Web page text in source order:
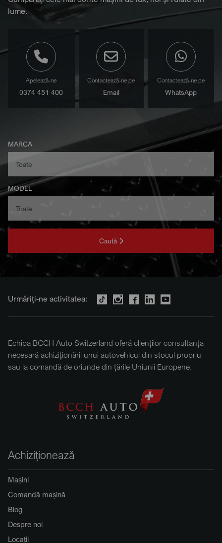
lume.
Apelează-ne
0374 451 400
Contactează-ne pe
Email
Contactează-ne pe
WhatsApp
MARCA
MODEL
Caută
Urmăriți-ne activitatea:
Echipa BCCH Auto Switzerland oferă clienților consultanța
necesară achiziționării unui autovehicul din stocul propriu
sau la comandă de oriunde din țările Uniunii Europene.
Achiziționează
Mașini
Comandă mașină
Blog
Despre noi
Locații